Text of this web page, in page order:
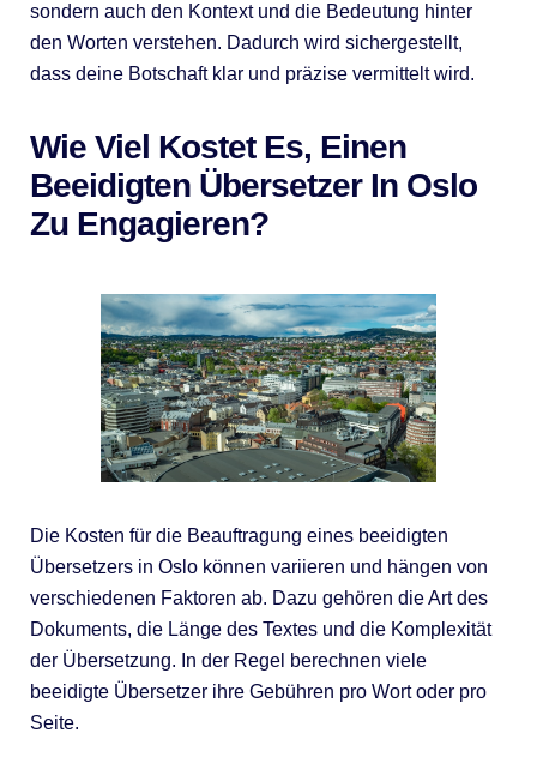
sondern auch den Kontext und die Bedeutung hinter
den Worten verstehen. Dadurch wird sichergestellt,
dass deine Botschaft klar und präzise vermittelt wird.
Wie Viel Kostet Es, Einen
Beeidigten Übersetzer In Oslo
Zu Engagieren?
Die Kosten für die Beauftragung eines beeidigten
Übersetzers in Oslo können variieren und hängen von
verschiedenen Faktoren ab. Dazu gehören die Art des
Dokuments, die Länge des Textes und die Komplexität
der Übersetzung. In der Regel berechnen viele
beeidigte Übersetzer ihre Gebühren pro Wort oder pro
Seite.